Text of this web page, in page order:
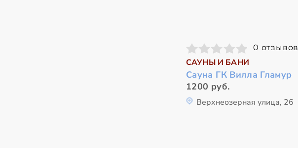
0 отзывов
САУНЫ И БАНИ
Сауна ГК Вилла Гламур
1200 руб.
Верхнеозерная улица, 26